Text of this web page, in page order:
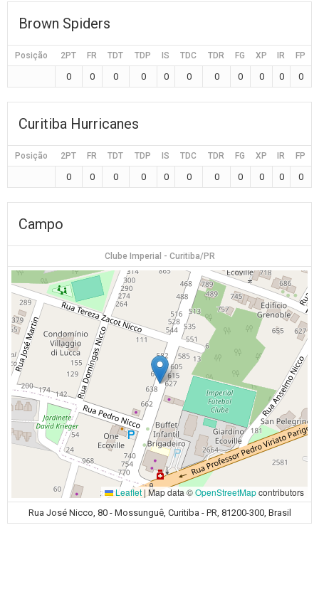
Brown Spiders
Posição 2PT FR TDT TDP IS TDC TDR FG XP IR FP
0 0 0 0 0 0 0 0 0 0 0
Curitiba Hurricanes
Posição 2PT FR TDT TDP IS TDC TDR FG XP IR FP
0 0 0 0 0 0 0 0 0 0 0
Campo
Clube Imperial - Curitiba/PR
Leaflet | Map data ©OpenStreetMapcontributors
Rua José Nicco, 80 - Mossunguê, Curitiba - PR, 81200-300, Brasil